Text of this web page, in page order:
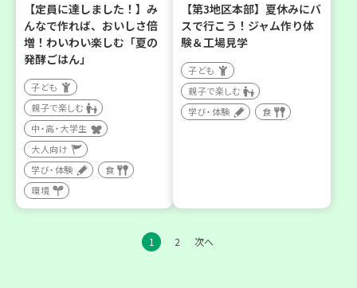
【定員に達しました！】み
んなで作れば、おいしさ倍
増！わいわい楽しむ「夏の
発酵ごはん」
子ども
親子で楽しむ
中・高・大学生
大人向け
学び・体験
食
環境
【第3地区本部】夏休みにバ
スで行こう！ジャム作り体
験＆工場見学
子ども
親子で楽しむ
学び・体験
食
1 2 次へ